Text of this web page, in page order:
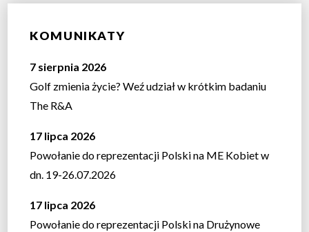
KOMUNIKATY
7 sierpnia 2026
Golf zmienia życie? Weź udział w krótkim badaniu
The R&A
17 lipca 2026
Powołanie do reprezentacji Polski na ME Kobiet w
dn. 19-26.07.2026
17 lipca 2026
Powołanie do reprezentacji Polski na Drużynowe